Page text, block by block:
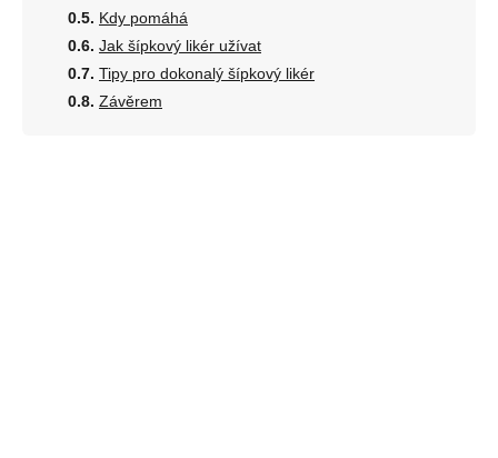
Kdy pomáhá
Jak šípkový likér užívat
Tipy pro dokonalý šípkový likér
Závěrem